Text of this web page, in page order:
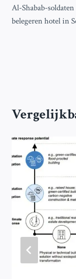
navigatie
Al-Shabab-soldaten
belegeren hotel in